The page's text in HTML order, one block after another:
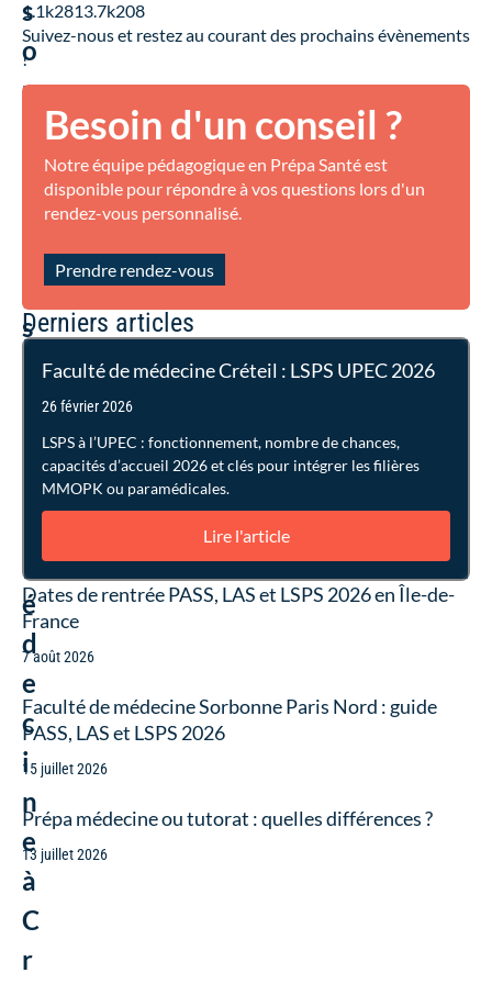
s
o
u
s
m
é
d
e
c
i
n
e
à
C
r
1.1k2813.7k208
Suivez-nous et restez au courant des prochains évènements
!
Besoin d'un conseil ?
Notre équipe pédagogique en Prépa Santé est
disponible pour répondre à vos questions lors d'un
rendez-vous personnalisé.
Prendre rendez-vous
Derniers articles
Faculté de médecine Créteil : LSPS UPEC 2026
26 février 2026
LSPS à l’UPEC : fonctionnement, nombre de chances,
capacités d’accueil 2026 et clés pour intégrer les filières
MMOPK ou paramédicales.
Lire l'article
Dates de rentrée PASS, LAS et LSPS 2026 en Île-de-
France
7 août 2026
Faculté de médecine Sorbonne Paris Nord : guide
PASS, LAS et LSPS 2026
15 juillet 2026
Prépa médecine ou tutorat : quelles différences ?
13 juillet 2026